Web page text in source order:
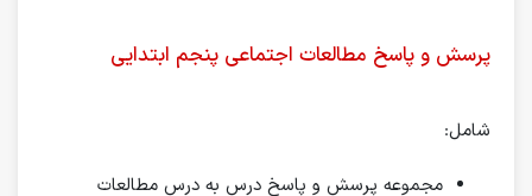
پرسش و پاسخ مطالعات اجتماعی پنجم ابتدایی
شامل:
مجموعه پرسش و پاسخ درس به درس مطالعات